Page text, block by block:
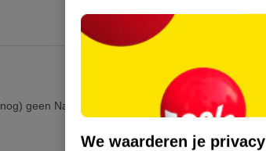
geen Nature Impact Score.
We waarderen je privacy